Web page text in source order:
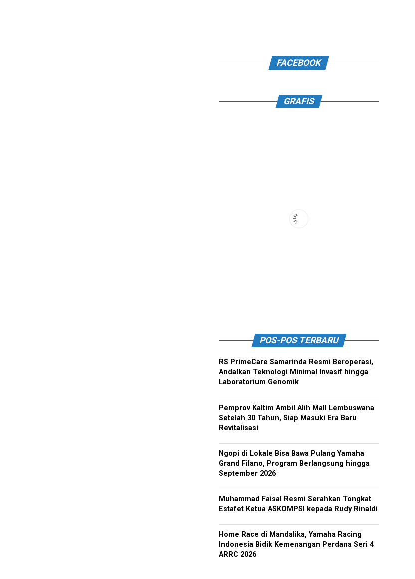
FACEBOOK
GRAFIS
POS-POS TERBARU
RS PrimeCare Samarinda Resmi Beroperasi,
Andalkan Teknologi Minimal Invasif hingga
Laboratorium Genomik
Pemprov Kaltim Ambil Alih Mall Lembuswana
Setelah 30 Tahun, Siap Masuki Era Baru
Revitalisasi
Ngopi di Lokale Bisa Bawa Pulang Yamaha
Grand Filano, Program Berlangsung hingga
September 2026
Muhammad Faisal Resmi Serahkan Tongkat
Estafet Ketua ASKOMPSI kepada Rudy Rinaldi
Home Race di Mandalika, Yamaha Racing
Indonesia Bidik Kemenangan Perdana Seri 4
ARRC 2026